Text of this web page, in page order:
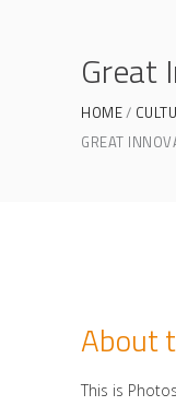
Great
HOME
GREAT
About
This is